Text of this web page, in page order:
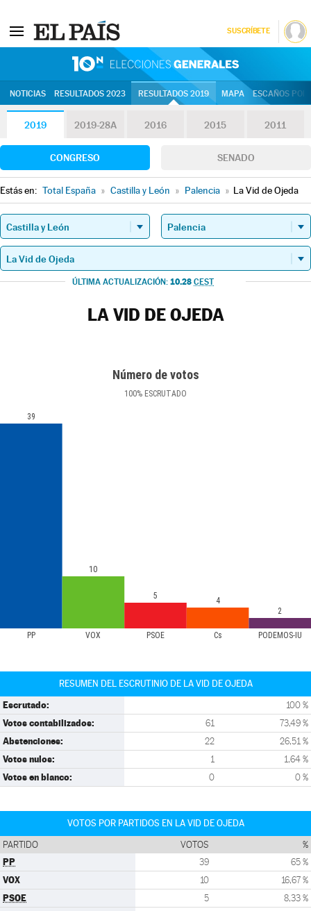
SUSCRÍBETE
NOTICIAS RESULTADOS 2023 RESULTADOS 2019 MAPA ESCAÑOS
2019 2019-28A 2016 2015 2011
CONGRESO SENADO
Estás en: Total España » Castilla y León » Palencia » La Vid de Ojeda
ÚLTIMA ACTUALIZACIÓN: 10.28 CEST
LA VID DE OJEDA
Número de votos
100% ESCRUTADO
PP VOX PSOE Cs PODEMOS-IU
39
10
5
4
2
RESUMEN DEL ESCRUTINIO DE LA VID DE OJEDA
Escrutado: 100 %
Votos contabilizados: 61 73,49 %
Abstenciones: 22 26,51 %
Votos nulos: 1 1,64 %
Votos en blanco: 0 0 %
VOTOS POR PARTIDOS EN LA VID DE OJEDA
PARTIDO VOTOS %
PP 39 65 %
VOX 10 16,67 %
PSOE 5 8,33 %